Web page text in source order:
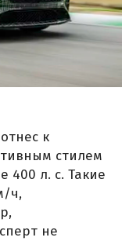
к
стилем
400 л. с. Такие
ч,
не